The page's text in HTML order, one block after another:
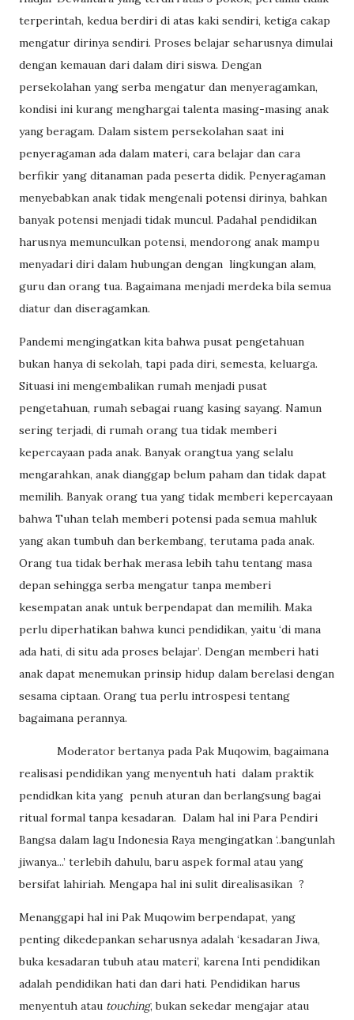
terperintah, kedua berdiri di atas kaki sendiri, ketiga cakap
mengatur dirinya sendiri. Proses belajar seharusnya dimulai
dengan kemauan dari dalam diri siswa. Dengan
persekolahan yang serba mengatur dan menyeragamkan,
kondisi ini kurang menghargai talenta masing-masing anak
yang beragam. Dalam sistem persekolahan saat ini
penyeragaman ada dalam materi, cara belajar dan cara
berfikir yang ditanaman pada peserta didik. Penyeragaman
menyebabkan anak tidak mengenali potensi dirinya, bahkan
banyak potensi menjadi tidak muncul. Padahal pendidikan
harusnya memunculkan potensi, mendorong anak mampu
menyadari diri dalam hubungan dengan lingkungan alam,
guru dan orang tua. Bagaimana menjadi merdeka bila semua
diatur dan diseragamkan.
Pandemi mengingatkan kita bahwa pusat pengetahuan
bukan hanya di sekolah, tapi pada diri, semesta, keluarga.
Situasi ini mengembalikan rumah menjadi pusat
pengetahuan, rumah sebagai ruang kasing sayang. Namun
sering terjadi, di rumah orang tua tidak memberi
kepercayaan pada anak. Banyak orangtua yang selalu
mengarahkan, anak dianggap belum paham dan tidak dapat
memilih. Banyak orang tua yang tidak memberi kepercayaan
bahwa Tuhan telah memberi potensi pada semua mahluk
yang akan tumbuh dan berkembang, terutama pada anak.
Orang tua tidak berhak merasa lebih tahu tentang masa
depan sehingga serba mengatur tanpa memberi
kesempatan anak untuk berpendapat dan memilih. Maka
perlu diperhatikan bahwa kunci pendidikan, yaitu ‘di mana
ada hati, di situ ada proses belajar’. Dengan memberi hati
anak dapat menemukan prinsip hidup dalam berelasi dengan
sesama ciptaan. Orang tua perlu introspesi tentang
bagaimana perannya.
Moderator bertanya pada Pak Muqowim, bagaimana
realisasi pendidikan yang menyentuh hati dalam praktik
pendidkan kita yang penuh aturan dan berlangsung bagai
ritual formal tanpa kesadaran. Dalam hal ini Para Pendiri
Bangsa dalam lagu Indonesia Raya mengingatkan ‘..bangunlah
jiwanya...’ terlebih dahulu, baru aspek formal atau yang
bersifat lahiriah. Mengapa hal ini sulit direalisasikan ?
Menanggapi hal ini Pak Muqowim berpendapat, yang
penting dikedepankan seharusnya adalah ‘kesadaran Jiwa,
buka kesadaran tubuh atau materi’, karena Inti pendidikan
adalah pendidikan hati dan dari hati. Pendidikan harus
menyentuh atau touching, bukan sekedar mengajar atau